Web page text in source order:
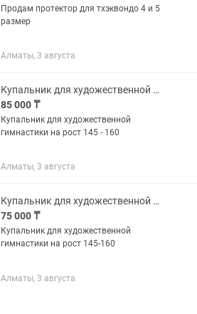
Продам протектор для тхэквондо 4 и 5
размер
Алматы, 3 августа
Купальник для художественной гимнастики
85 000 ₸
Купальник для художественной
гимнастики на рост 145 - 160
Алматы, 3 августа
Купальник для художественной гимнастики
75 000 ₸
Купальник для художественной
гимнастики на рост 145-160
Алматы, 3 августа